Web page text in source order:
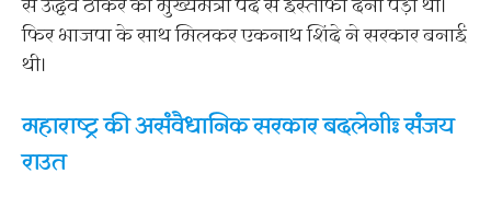
से उद्धव ठाकरे को मुख्यमंत्री पद से इस्तीफा देना पड़ा था।
फिर भाजपा के साथ मिलकर एकनाथ शिंदे ने सरकार बनाई
थी।
महाराष्ट्र की असंवैधानिक सरकार बदलेगीः संजय
राउत